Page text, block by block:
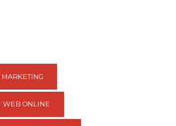
WEB ONLINE